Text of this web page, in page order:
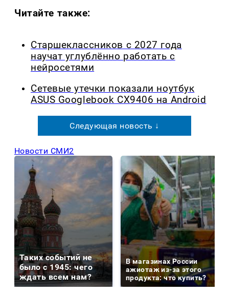
Читайте также:
Старшеклассников с 2027 года
научат углублённо работать с
нейросетями
Сетевые утечки показали ноутбук
ASUS Googlebook CX9406 на Android
Следующая новость ↓
Новости СМИ2
Таких событий не
было с 1945: чего
ждать всем нам?
В магазинах России
ажиотаж из-за этого
продукта: что купить?